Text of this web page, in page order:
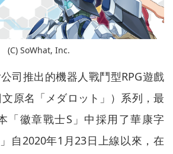
SoWhat, Inc.
司推出的機器人戰鬥型RPG遊戲
文原名「メダロット」）系列，最
「徽章戰士S」中採用了華康字
自2020年1月23日上線以來，在